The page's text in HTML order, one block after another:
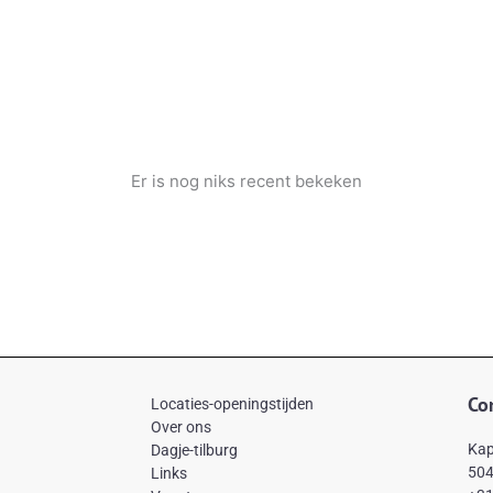
Er is nog niks recent bekeken
Locaties-openingstijden
Over ons
Dagje-tilburg
Links